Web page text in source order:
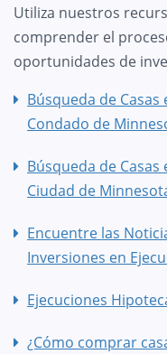
Utiliza nuestros
comprender el
oportunidades de
Búsqueda de
Condado de
Búsqueda de
Ciudad de
Encuentre las
Inversiones en
Ejecuciones
¿Cómo comprar